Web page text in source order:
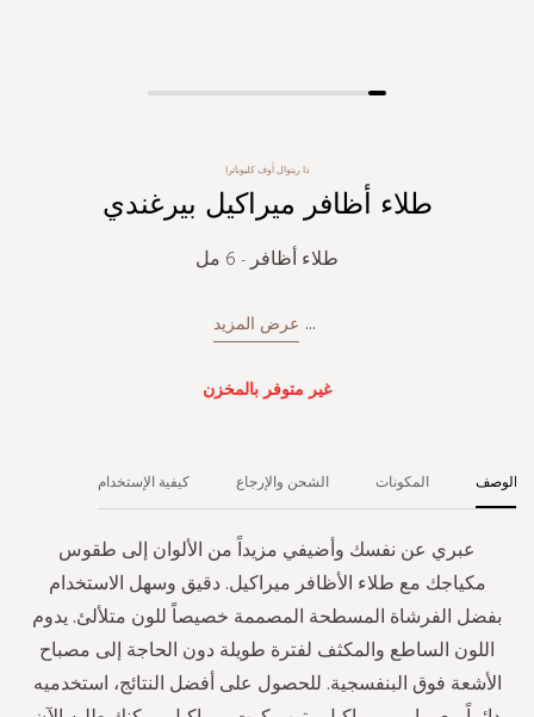
ذا ريتوال أوف كليوباترا
طلاء أظافر ميراكيل بيرغندي
طلاء أظافر - 6 مل
... عرض المزيد
غير متوفر بالمخزن
الوصف
عبري عن نفسك وأضيفي مزيداً من الألوان إلى طقوس
مكياجك مع طلاء الأظافر ميراكيل. دقيق وسهل الاستخدام
بفضل الفرشاة المسطحة المصممة خصيصاً للون متلألئ. يدوم
اللون الساطع والمكثف لفترة طويلة دون الحاجة إلى مصباح
الأشعة فوق البنفسجية. للحصول على أفضل النتائج، استخدميه
المكونات الشحن والإرجاع كيفية الإستخدام